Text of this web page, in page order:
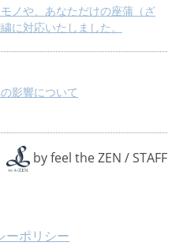
ノや、あなただけの座蒲（ざ
に対応いたしました。
影響について
byfeel the ZEN /STAFF
ーポリシー